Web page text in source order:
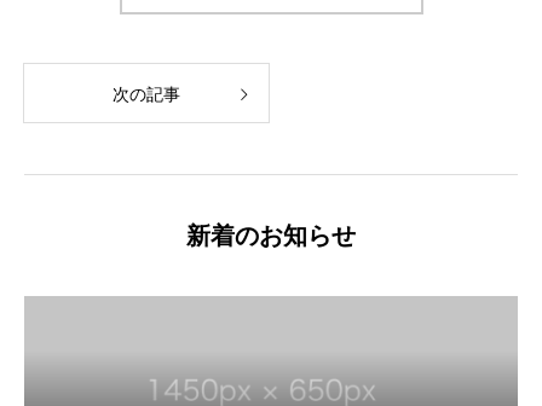
次の記事
新着のお知らせ